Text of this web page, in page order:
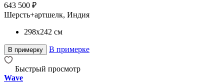
643 500 ₽
Шерсть+артшелк, Индия
298x242 см
В примерку В примерке
Быстрый просмотр
Wave